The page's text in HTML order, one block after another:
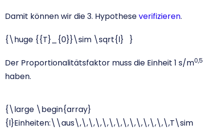
Damit können wir die 3. Hypotheseverifizieren.
{\huge {{T}_{0}}\sim \sqrt{l} }
Der Proportionalitätsfaktor muss die Einheit 1 s/m0,5
haben.
{\large \begin{array}
{l}Einheiten:\\aus\,\,\,\,\,\,\,\,\,\,\,\,\,\,T\sim